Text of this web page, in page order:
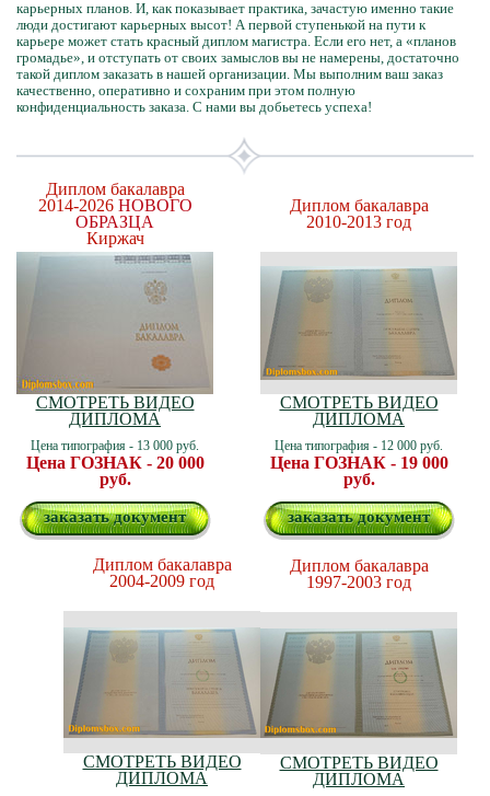
карьерных планов. И, как показывает практика, зачастую именно такие
люди достигают карьерных высот! А первой ступенькой на пути к
карьере может стать красный диплом магистра. Если его нет, а «планов
громадье», и отступать от своих замыслов вы не намерены, достаточно
такой диплом заказать в нашей организации. Мы выполним ваш заказ
качественно, оперативно и сохраним при этом полную
конфиденциальность заказа. С нами вы добьетесь успеха!
Диплом бакалавра
2014-2026 НОВОГО
ОБРАЗЦА
Киржач
СМОТРЕТЬ ВИДЕО
ДИПЛОМА
Цена типография - 13 000 руб.
Цена ГОЗНАК - 20 000
руб.
заказать документ
Диплом бакалавра
2010-2013 год
СМОТРЕТЬ ВИДЕО
ДИПЛОМА
Цена типография - 12 000 руб.
Цена ГОЗНАК - 19 000
руб.
заказать документ
Диплом бакалавра
2004-2009 год
СМОТРЕТЬ ВИДЕО
ДИПЛОМА
Диплом бакалавра
1997-2003 год
СМОТРЕТЬ ВИДЕО
ДИПЛОМА